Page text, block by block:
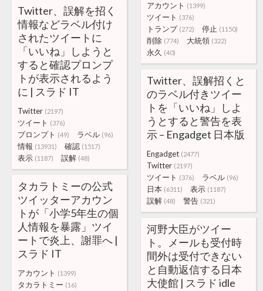
アカウント (1399)
ツイート (376)
トランプ (272) 停止 (1150)
削除 (774) 大統領 (322)
永久 (40)
Twitter、誤解を招く
情報などラベル付け
されたツイートに
「いいね」しようと
すると確認プロンプ
トが表示されるよう
に | スラド IT
Twitter (2197)
ツイート (376)
プロンプト (49) ラベル (96)
情報 (13931) 確認 (1517)
表示 (1187) 誤解 (48)
Twitter、誤解招くと
のラベル付きツイー
トを「いいね」しよ
うとすると警告を表
示 – Engadget 日本版
Engadget (2477)
Twitter (2197)
ツイート (376) ラベル (96)
日本 (6311) 表示 (1187)
誤解 (48) 警告 (321)
タカラトミーの公式
ツイッターアカウン
トが「小学5年生の個
人情報を暴露」ツイ
ートで炎上、謝罪へ |
スラド IT
アカウント (1399)
タカラトミー (16)
河野大臣がツイー
ト。メールも受付時
間外は受付できない
と自動返信する日本
大使館 | スラド idle